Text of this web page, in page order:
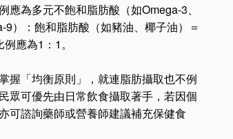
為多元不飽和脂肪酸（如Omega-3、
）：飽和脂肪酸（如豬油、椰子油）＝
應為1：1。
握「均衡原則」，就連脂肪攝取也不例
眾可優先由日常飲食攝取著手，若因個
可諮詢藥師或營養師建議補充保健食